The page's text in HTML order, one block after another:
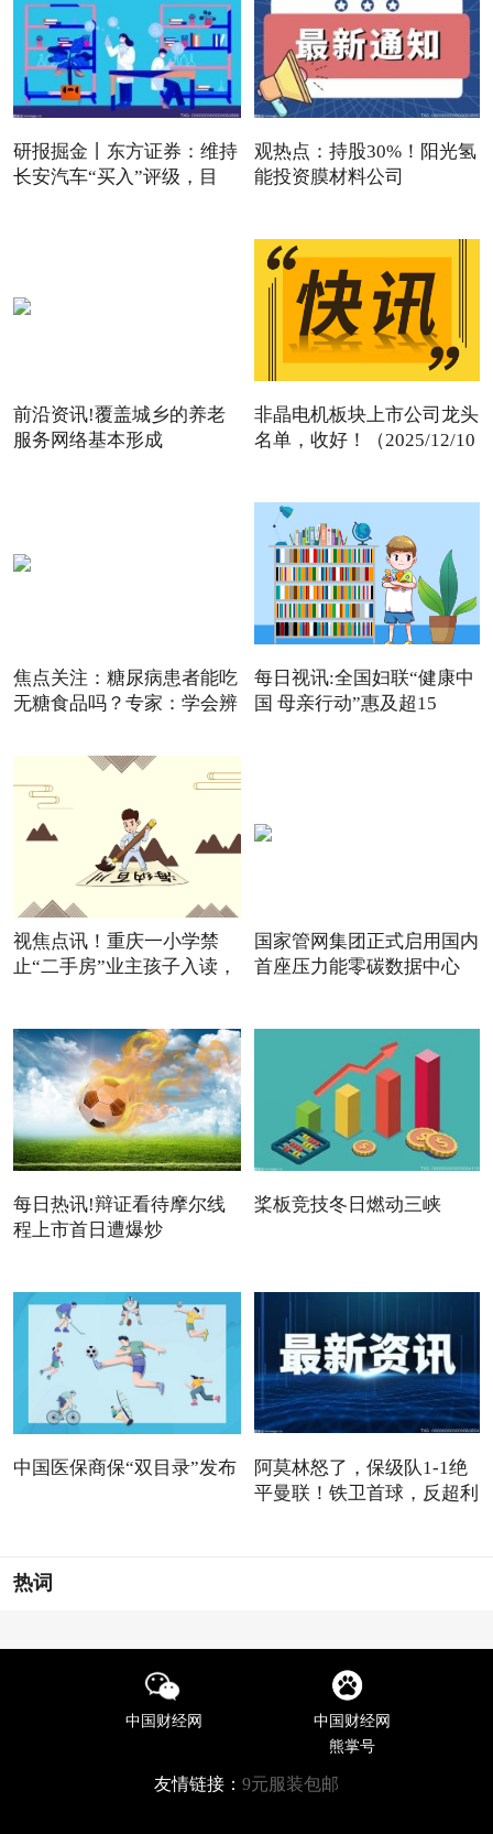
研报掘金丨东方证券：维持
长安汽车“买入”评级，目
观热点：持股30%！阳光氢
能投资膜材料公司
前沿资讯!覆盖城乡的养老
服务网络基本形成
非晶电机板块上市公司龙头
名单，收好！（2025/12/10
焦点关注：糖尿病患者能吃
无糖食品吗？专家：学会辨
每日视讯:全国妇联“健康中
国 母亲行动”惠及超15
视焦点讯！重庆一小学禁
止“二手房”业主孩子入读，
国家管网集团正式启用国内
首座压力能零碳数据中心
每日热讯!辩证看待摩尔线
程上市首日遭爆炒
桨板竞技冬日燃动三峡
中国医保商保“双目录”发布
阿莫林怒了，保级队1-1绝
平曼联！铁卫首球，反超利
热词
中国财经网
中国财经网
熊掌号
友情链接： 9元服装包邮